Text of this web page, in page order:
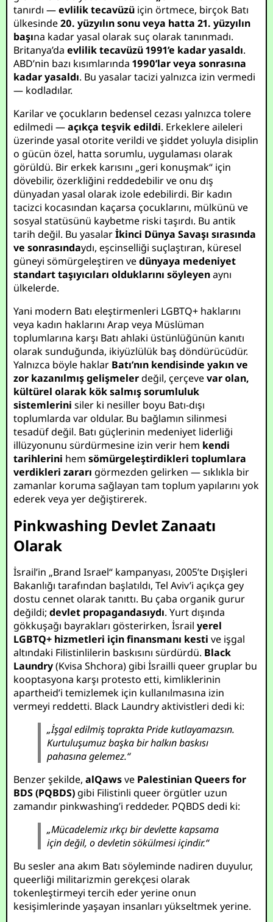
tanırdı —evlilik tecavüzü için örtmece, birçok Batı
ülkesinde20. yüzyılın sonu veya hatta 21. yüzyılın
başına kadar yasal olarak suç olarak tanınmadı.
Britanya’daevlilik tecavüzü 1991’e kadar yasaldı.
ABD’nin bazı kısımlarında1990’lar veya sonrasına
kadar yasaldı. Bu yasalar tacizi yalnızca izin vermedi
— kodladılar.
Karilar ve çocukların bedensel cezası yalnızca tolere
edilmedi —açıkça teşvik edildi. Erkeklere aileleri
üzerinde yasal otorite verildi ve şiddet yoluyla disiplin
o gücün özel, hatta sorumlu, uygulaması olarak
görüldü. Bir erkek karısını „geri konuşmak“ için
dövebilir, özerkliğini reddedebilir ve onu dış
dünyadan yasal olarak izole edebilirdi. Bir kadın
tacizci kocasından kaçarsa çocuklarını, mülkünü ve
sosyal statüsünü kaybetme riski taşırdı. Bu antik
tarih değil. Bu yasalarİkinci Dünya Savaşı sırasında
ve sonrasındaydı, eşcinselliği suçlaştıran, küresel
güneyi sömürgeleştiren vedünyaya medeniyet
standart taşıyıcıları olduklarını söyleyenaynı
ülkelerde.
Yani modern Batı eleştirmenleri LGBTQ+ haklarını
veya kadın haklarını Arap veya Müslüman
toplumlarına karşı Batı ahlaki üstünlüğünün kanıtı
olarak sunduğunda, ikiyüzlülük baş döndürücüdür.
Yalnızca böyle haklar Batı’nın kendisinde yakın ve
zor kazanılmış gelişmelerdeğil, çerçevevar olan,
kültürel olarak kök salmış sorumluluk
sistemlerini siler ki nesiller boyu Batı-dışı
toplumlarda var oldular. Bu bağlamın silinmesi
tesadüf değil. Batı güçlerinin medeniyet liderliği
illüzyonunu sürdürmesine izin verir hem kendi
tarihlerini hemsömürgeleştirdikleri toplumlara
verdikleri zararı görmezden gelirken — sıklıkla bir
zamanlar koruma sağlayan tam toplum yapılarını yok
ederek veya yer değiştirerek.
Pinkwashing Devlet Zanaatı
Olarak
İsrail’in „Brand Israel“ kampanyası, 2005’te Dışişleri
Bakanlığı tarafından başlatıldı, Tel Aviv’i açıkça gey
dostu cennet olarak tanıttı. Bu çaba organik gurur
değildi;devlet propagandasıydı. Yurt dışında
gökkuşağı bayrakları gösterirken, İsrailyerel
LGBTQ+ hizmetleri için finansmanı kesti ve işgal
altındaki Filistinlilerin baskısını sürdürdü. Black
Laundry(Kvisa Shchora) gibi İsrailli queer gruplar bu
kooptasyona karşı protesto etti, kimliklerinin
apartheid’i temizlemek için kullanılmasına izin
vermeyi reddetti. Black Laundry aktivistleri dedi ki:
„İşgal edilmiş toprakta Pride kutlayamazsın.
Kurtuluşumuz başka bir halkın baskısı
pahasına gelemez.“
Benzer şekilde,alQawsve Palestinian Queers for
BDS (PQBDS) gibi Filistinli queer örgütler uzun
zamandır pinkwashing’i reddeder. PQBDS dedi ki:
„Mücadelemiz ırkçı bir devlette kapsama
için değil, o devletin sökülmesi içindir.“
Bu sesler ana akım Batı söyleminde nadiren duyulur,
queerliği militarizmin gerekçesi olarak
tokenleştirmeyi tercih eder yerine onun
kesişimlerinde yaşayan insanları yükseltmek yerine.